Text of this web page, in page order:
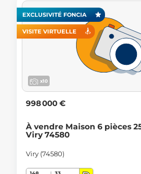
EXCLUSIVITÉ FONCIA
VISITE VIRTUELLE
x10
998 000 €
À vendre Maison 6 pièces
Viry 74580
Viry (74580)